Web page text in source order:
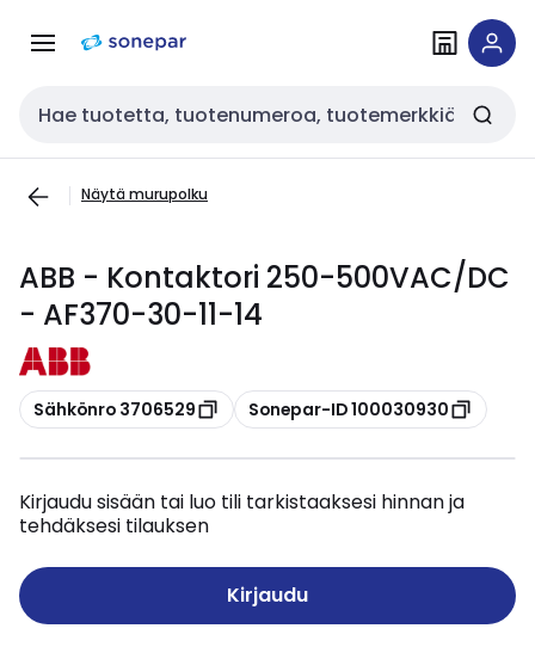
navigointiinsisältöön
Haku
Näytä murupolku
ABB - Kontaktori 250-500VAC/DC
- AF370-30-11-14
Kopioi
Sähkönro 3706529 Kopioi
Sonepar-ID 100030930
Kirjaudu sisään tai luo tili tarkistaaksesi hinnan ja
tehdäksesi tilauksen
Kirjaudu